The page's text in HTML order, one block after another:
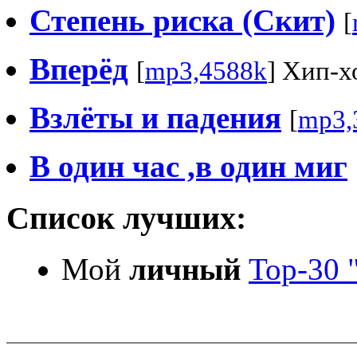
Степень риска (Скит) [
Вперёд [mp3,4588k] Хип-
Взлёты и падения [
В один час ,в один миг
Список лучших:
Мой личный Top-30